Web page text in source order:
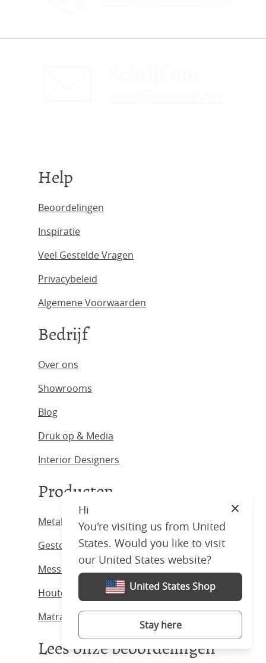
Help
Beoordelingen
Inspiratie
Veel Gestelde Vragen
Privacybeleid
Algemene Voorwaarden
Bedrijf
Over ons
Showrooms
Blog
Druk op & Media
Interior Designers
Producten
Metalen Bed
Gestoffeerde Bed
Messing Bed
Houten Bed
Matrassen
Lees onze beoordelingen
Hi
You're visiting us from United
States. Would you like to visit
our United States website?
United States Shop
Stay here
Close